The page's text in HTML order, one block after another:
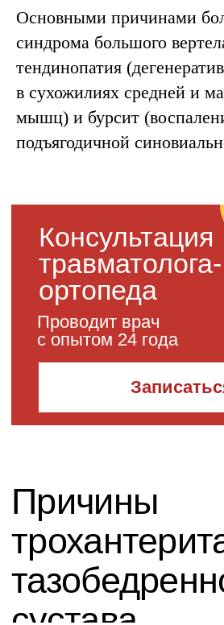
Основными причинами
синдрома большого
тендинопатия
в сухожилиях средней и
мышц) и бурсит
подъягодичной